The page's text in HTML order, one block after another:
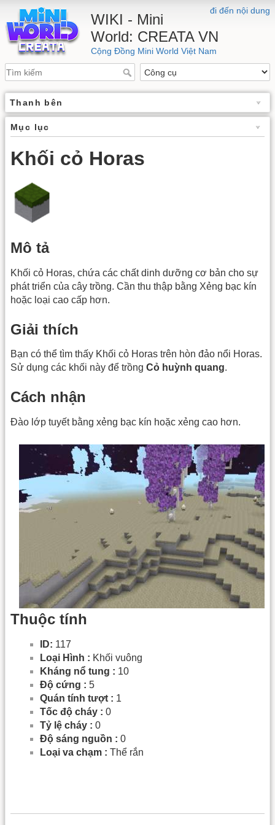
đi đến nội dung
WIKI - Mini
World: CREATA VN
Cộng Đồng Mini World Việt Nam
Thanh bên
Mục lục
Khối cỏ Horas
Mô tả
Khối cỏ Horas, chứa các chất dinh dưỡng cơ bản cho sự
phát triển của cây trồng. Cần thu thập bằng Xẻng bạc kín
hoặc loại cao cấp hơn.
Giải thích
Bạn có thể tìm thấy Khối cỏ Horas trên hòn đảo nổi Horas.
Sử dụng các khối này để trồng Cỏ huỳnh quang.
Cách nhận
Đào lớp tuyết bằng xẻng bạc kín hoặc xẻng cao hơn.
Thuộc tính
ID: 117
Loại Hình : Khối vuông
Kháng nổ tung : 10
Độ cứng : 5
Quán tính tượt : 1
Tốc độ cháy : 0
Tỷ lệ cháy : 0
Độ sáng nguồn : 0
Loại va chạm : Thể rắn